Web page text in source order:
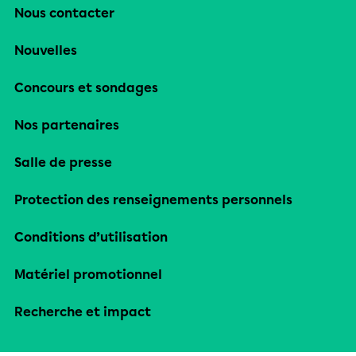
Nous contacter
Nouvelles
Concours et sondages
Nos partenaires
Salle de presse
Protection des renseignements personnels
Conditions d’utilisation
Matériel promotionnel
Recherche et impact